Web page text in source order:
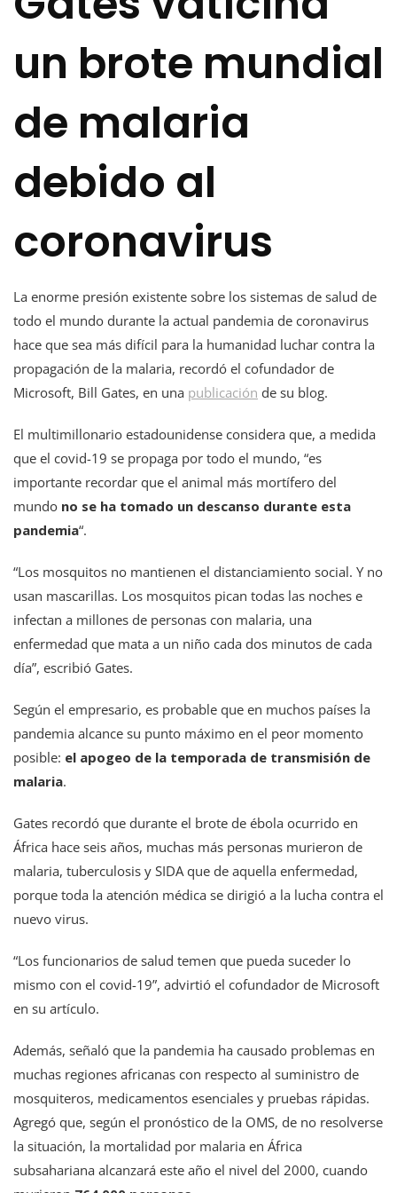
un brote mundial
de malaria
debido al
coronavirus
La enorme presión existente sobre los sistemas de salud de
todo el mundo durante la actual pandemia de coronavirus
hace que sea más difícil para la humanidad luchar contra la
propagación de la malaria, recordó el cofundador de
Microsoft, Bill Gates, en una publicación de su blog.
El multimillonario estadounidense considera que, a medida
que el covid-19 se propaga por todo el mundo, “es
importante recordar que el animal más mortífero del
mundo no se ha tomado un descanso durante esta
pandemia“.
“Los mosquitos no mantienen el distanciamiento social. Y no
usan mascarillas. Los mosquitos pican todas las noches e
infectan a millones de personas con malaria, una
enfermedad que mata a un niño cada dos minutos de cada
día”, escribió Gates.
Según el empresario, es probable que en muchos países la
pandemia alcance su punto máximo en el peor momento
posible: el apogeo de la temporada de transmisión de
malaria.
Gates recordó que durante el brote de ébola ocurrido en
África hace seis años, muchas más personas murieron de
malaria, tuberculosis y SIDA que de aquella enfermedad,
porque toda la atención médica se dirigió a la lucha contra el
nuevo virus.
“Los funcionarios de salud temen que pueda suceder lo
mismo con el covid-19”, advirtió el cofundador de Microsoft
en su artículo.
Además, señaló que la pandemia ha causado problemas en
muchas regiones africanas con respecto al suministro de
mosquiteros, medicamentos esenciales y pruebas rápidas.
Agregó que, según el pronóstico de la OMS, de no resolverse
la situación, la mortalidad por malaria en África
subsahariana alcanzará este año el nivel del 2000, cuando